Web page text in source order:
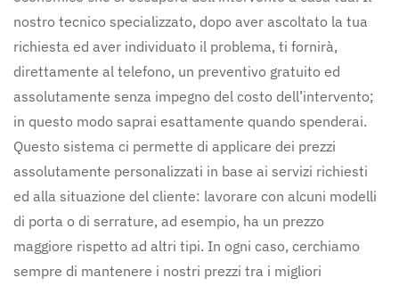
nostro tecnico specializzato, dopo aver ascoltato la tua
richiesta ed aver individuato il problema, ti fornirà,
direttamente al telefono, un preventivo gratuito ed
assolutamente senza impegno del costo dell’intervento;
in questo modo saprai esattamente quando spenderai.
Questo sistema ci permette di applicare dei prezzi
assolutamente personalizzati in base ai servizi richiesti
ed alla situazione del cliente: lavorare con alcuni modelli
di porta o di serrature, ad esempio, ha un prezzo
maggiore rispetto ad altri tipi. In ogni caso, cerchiamo
sempre di mantenere i nostri prezzi tra i migliori